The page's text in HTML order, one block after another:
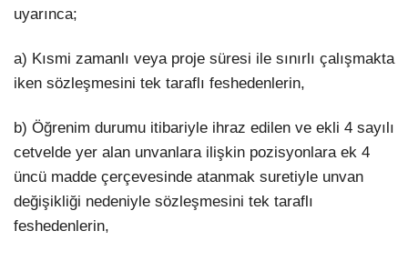
uyarınca;
a) Kısmi zamanlı veya proje süresi ile sınırlı çalışmakta
iken sözleşmesini tek taraflı feshedenlerin,
b) Öğrenim durumu itibariyle ihraz edilen ve ekli 4 sayılı
cetvelde yer alan unvanlara ilişkin pozisyonlara ek 4
üncü madde çerçevesinde atanmak suretiyle unvan
değişikliği nedeniyle sözleşmesini tek taraflı
feshedenlerin,